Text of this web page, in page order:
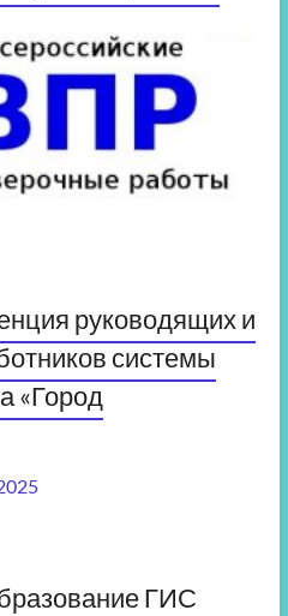
руководящих и
системы
«Город
ГИС